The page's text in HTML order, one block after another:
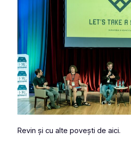
Revin și cu alte povești de aici.